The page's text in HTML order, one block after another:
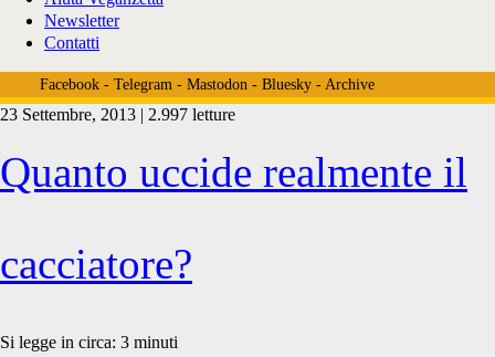
Newsletter
Contatti
Facebook- Telegram- Mastodon- Bluesky- Archive
Tag:
<span>animali
cacciati</span>
23 Settembre, 2013 | 2.997 letture
Quanto uccide realmente il
cacciatore?
Si legge in circa: 3 minuti